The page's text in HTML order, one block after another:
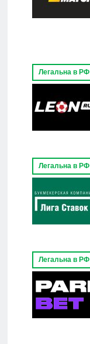
Легальна в РФ
Легальна в РФ
Легальна в РФ